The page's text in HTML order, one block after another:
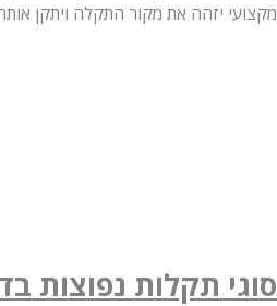
מקצועי יזהה את מקור התקלה ויתקן
סוגי תקלות נפוצות